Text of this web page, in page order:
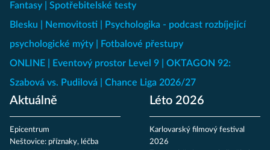
Fantasy
Spotřebitelské testy
Blesku
Nemovitosti
Psychologika - podcast rozbíjející
psychologické mýty
Fotbalové přestupy
ONLINE
Eventový prostor Level 9
OKTAGON 92:
Szabová vs. Pudilová
Chance Liga 2026/27
Aktuálně
Epicentrum
Neštovice: příznaky, léčba
Léto 2026
Karlovarský filmový festival
2026